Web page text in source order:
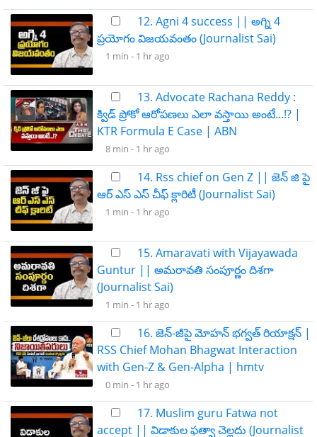
12. Agni 4 success || అగ్ని 4
ప్రయోగం విజయవంతం (Journalist Sai)
1 min - 1 hr ago
13. Advocate Rachana Reddy :
క్విడ్ ప్రోకో ఆరోపణలు ఎలా వస్తాయి అంటే...!? |
KTR Formula E Case | ABN
8 min - 1 hr ago
14. Rss chief on Gen Z || జెన్ జి పై
ఆర్ ఎస్ ఎస్ చీఫ్ క్లారిటీ (Journalist Sai)
1 min - 1 hr ago
15. Amaravati with Vijayawada
Guntur || అమరావతి సంపూర్ణం దిశగా
(Journalist Sai)
1 min - 1 hr ago
16. జెన్-జీపై మోహన్ భగ్వత్ రియాక్షన్ |
RSS Chief Mohan Bhagwat Interaction
with Gen-Z & Gen-Alpha | hmtv
0 min - 1 hr ago
17. Muslim guru Fatwa not
accept || విడాకుల ఫత్వా చెల్లదు (Journalist